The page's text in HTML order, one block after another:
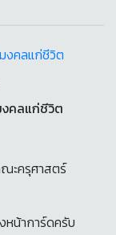
งคลแก่ชีวิต
ะครุศาสตร์
น้าการ์ดครับ